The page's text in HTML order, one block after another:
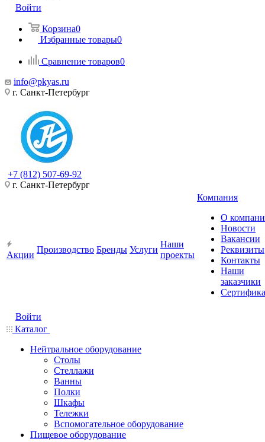
Войти
Корзина0
Избранные товары0
Сравнение товаров0
info@pkyas.ru
г. Санкт-Петербург
+7 (812) 507-69-92
г. Санкт-Петербург
Акции
Производство Бренды Услуги
Наши
проекты
Компания
О
Новости
Вакансии
Реквизиты
Контакты
Наши
заказчики
Войти
Каталог
Нейтральное оборудование
Столы
Стеллажи
Ванны
Полки
Шкафы
Тележки
Вспомогательное оборудование
Пищевое оборудование